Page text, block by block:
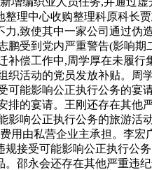
理中心收购整理科原科长
,致使其中一家公司通过
鹏受到党内严重警告(影响
补偿工作中,周学厚在未履
织活动的党员发放补贴。
可能影响公正执行公务的
排的宴请。王刚还存在其
响公正执行公务的旅游活
用由私营企业主承担。李
接受可能影响公正执行公
邵永会还存在其他严重违